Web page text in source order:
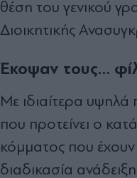
θέση του γενικού
Διοικητικής
Έκοψαν τους…
Με ιδιαίτερα
που προτείνει ο
κόμματος που
διαδικασία